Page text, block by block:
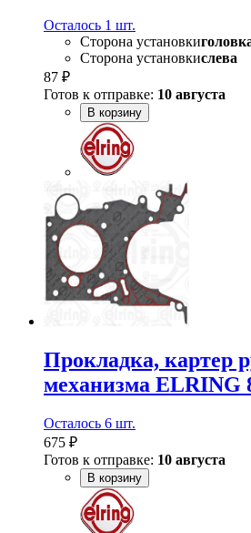
Осталось 1 шт.
Сторона установки
Сторона установкислева
87 ₽
Готов к отправке: 10 августа
В корзину
Прокладка, картер
механизма ELRING
Осталось 6 шт.
675 ₽
Готов к отправке: 10 августа
В корзину